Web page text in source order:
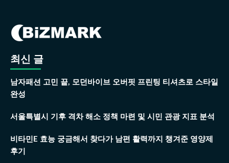
최신 글
남자패션 고민 끝, 모던바이브 오버핏 프린팅 티셔츠로 스타일
완성
서울특별시 기후 격차 해소 정책 마련 및 시민 관광 지표 분석
비타민E 효능 궁금해서 찾다가 남편 활력까지 챙겨준 영양제
후기